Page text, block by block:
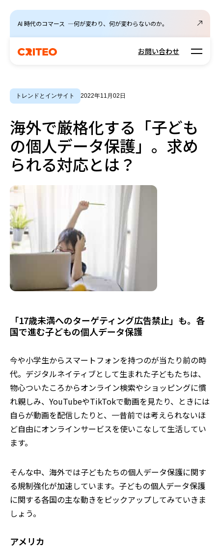
AI 時代のコマース ―何が変わり、何が変わらないのか。
お問い合わせ Open
トレンドとインサイト 2022年11月02日
海外で厳格化する「子ども
の個人データ保護」。求め
られる対応とは？
「17歳未満へのターゲティング広告禁止」も。各
国で進む子どもの個人データ保護
今や小学生からスマートフォンを持つのが当たり前の時
代。デジタルネイティブとして生まれた子どもたちは、
物心ついたころからオンライン検索やショッピングに慣
れ親しみ、YouTubeやTikTokで動画を見たり、ときには
自らが動画を配信したりと、一昔前では考えられないほ
ど自由にオンラインサービスを使いこなして生活してい
ます。
そんな中、海外では子どもたちの個人データ保護に関す
る規制強化が加速しています。子どもの個人データ保護
に関する各国の主な動きをピックアップしてみていきま
しょう。
アメリカ